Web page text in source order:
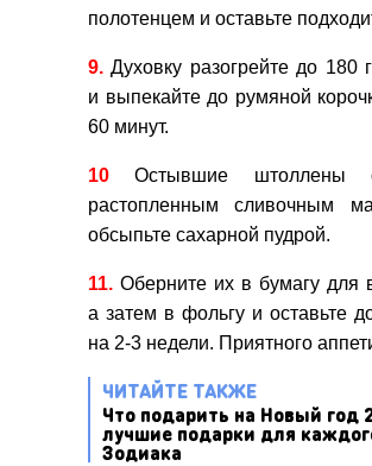
полотенцем и оставьте
9. Духовку разогрейте до 180
и выпекайте до румяной
60 минут.
10
Остывшие штоллены
растопленным сливочным
обсыпьте сахарной пудрой.
11. Оберните их в бумагу для
а затем в фольгу и оставьте
на 2-3 недели. Приятного
ЧИТАЙТЕ ТАКЖЕ
Что подарить на Новый год
лучшие подарки для
Зодиака